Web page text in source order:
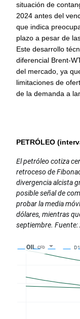
situación de
2024 antes del
que indica
plazo a pesar de
Este desarrollo
diferencial Brent-
del mercado, ya
limitaciones de
de la demanda a
PETRÓLEO
El petróleo cotiza
retroceso de
divergencia alcista
posible señal de
probar la media
dólares, mientras
septiembre. Fuente: